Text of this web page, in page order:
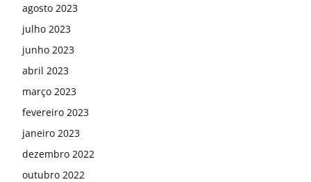
agosto 2023
julho 2023
junho 2023
abril 2023
março 2023
fevereiro 2023
janeiro 2023
dezembro 2022
outubro 2022